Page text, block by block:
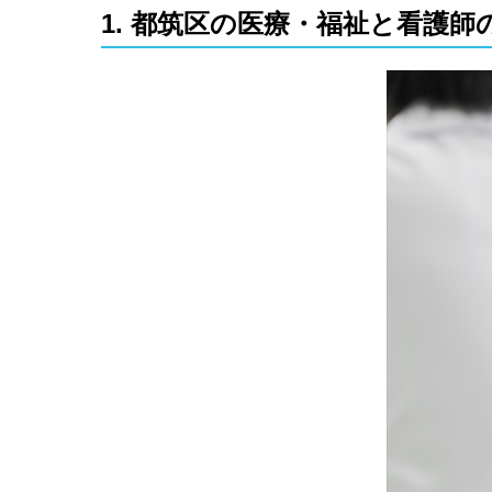
1. 都筑区の医療・福祉と看護師